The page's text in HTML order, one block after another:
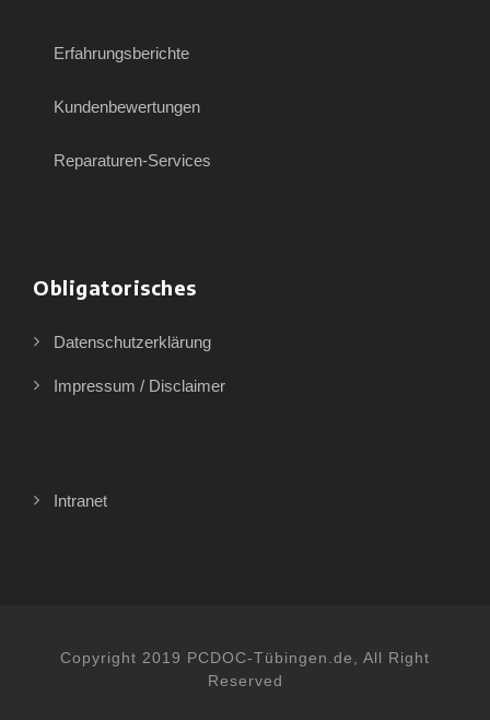
Erfahrungsberichte
Kundenbewertungen
Reparaturen-Services
Obligatorisches
Datenschutzerklärung
Impressum / Disclaimer
Intranet
Copyright 2019 PCDOC-Tübingen.de, All Right
Reserved